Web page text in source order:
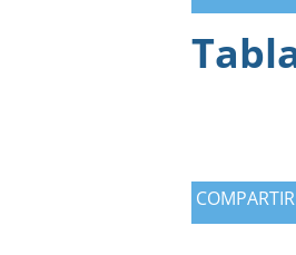
Antigua y
tercera
frente a
COMPARTIR